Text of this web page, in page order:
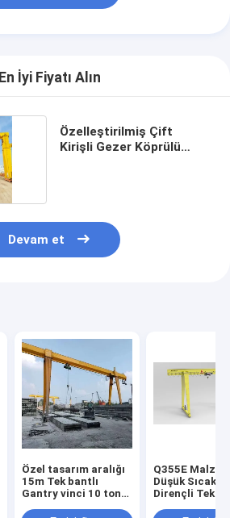
En İyi Fiyatı Alın
Özelleştirilmiş Çift
Kirişli Gezer Köprülü
Devam et
Özel tasarım aralığı
15m Tek bantlı
Gantry vinci 10 ton
Q355E
Düşük
Dirençli Tek